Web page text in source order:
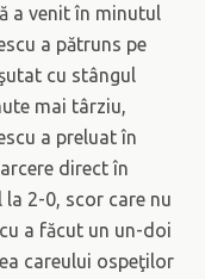
a venit în minutul
a pătruns pe
cu stângul
mai târziu,
a preluat în
direct în
2-0, scor care nu
a făcut un un-doi
careului ospeţilor